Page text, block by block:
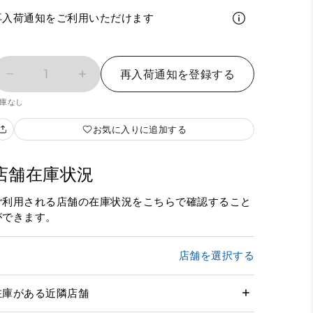
入荷通知をご利用いただけます
1 再入荷通知を登録する
なし
お気に入りに追加する
舗在庫状況
利用される店舗の在庫状況をこちらで確認すること
きます。
店舗を選択する
庫がある近隣店舗